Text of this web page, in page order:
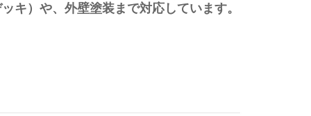
キ）や、外壁塗装まで対応しています。